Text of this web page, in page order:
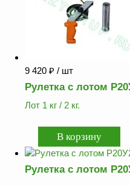
9 420 ₽ / шт
Рулетка с лотом
Лот 1 кг / 2 кг.
Рулетка с лотом